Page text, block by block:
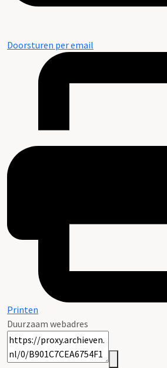
Doorsturen per email
Printen
Duurzaam webadres